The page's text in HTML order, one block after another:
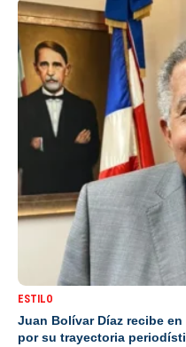
ESTILO
Juan Bolívar Díaz recibe
por su trayectoria